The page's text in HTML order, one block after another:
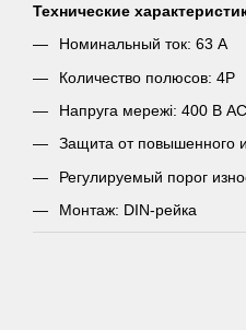
Технические
Номинальный ток: 63 А
Количество полюсов: 4P
Напруга мережі: 400 В
Защита от повышенного
Регулируемый порог
Монтаж: DIN-рейка